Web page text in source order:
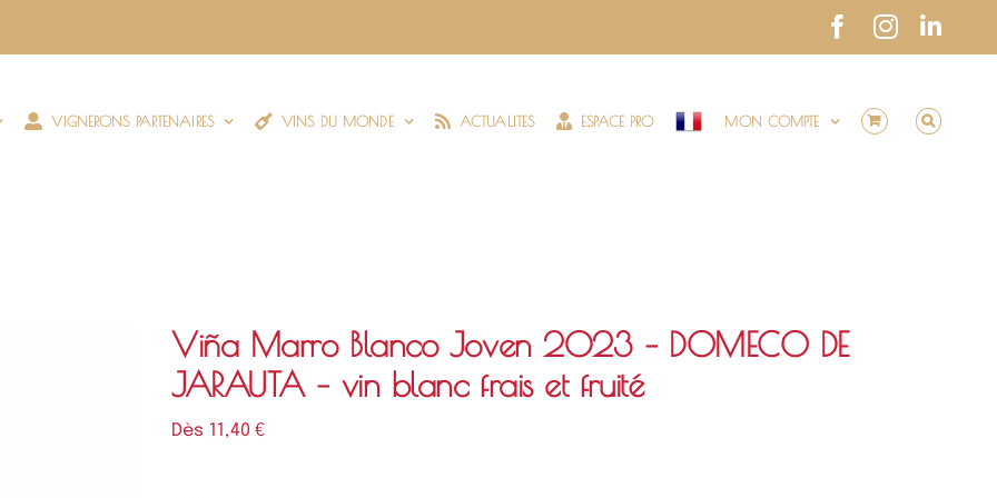
Facebook
Instagram
VIGNERONS PARTENAIRES VINS DU MONDE ACTUALITES ESPACE PRO MON COMPTE
Viña Marro Blanco Joven 2023 – DOMECO DE
JARAUTA – vin blanc frais et fruité
Dès 11,40€